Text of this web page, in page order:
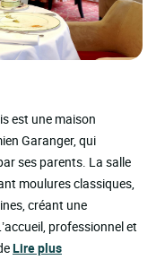
est une maison
Garanger, qui
ses parents. La salle
moulures classiques,
créant une
professionnel et
Lire plus